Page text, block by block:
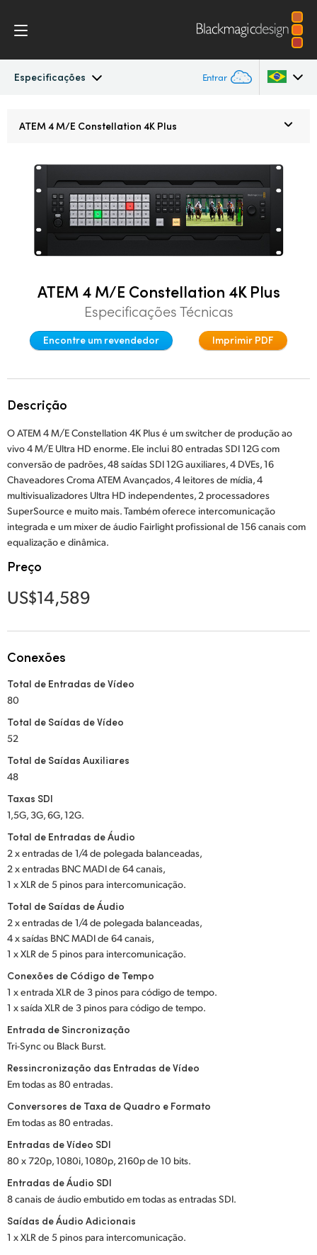
Especificações Entrar
Recursos
Controle por Software
Camera Control
Especificações
Austria
Brazil
Canada
Denmark
Finland
India
Italy
Japan
Korea
Malaysia
Netherlands
New Zealand
Poland
Portugal
South Africa
Spain
Sweden
Chinese Taipei
Turkey
UAE
United Kingdom
United States
ATEM 4 M/E Constellation 4K Plus
ATEM 4 M/E Constellation 4K Plus
Especificações Técnicas
Encontre um revendedor Imprimir PDF
Descrição
O ATEM 4 M/E Constellation 4K Plus é um switcher de produção ao
vivo 4 M/E Ultra HD enorme. Ele inclui 80 entradas SDI 12G com
conversão de padrões, 48 saídas SDI 12G auxiliares, 4 DVEs, 16
Chaveadores Croma ATEM Avançados, 4 leitores de mídia, 4
multivisualizadores Ultra HD independentes, 2 processadores
SuperSource e muito mais. Também oferece intercomunicação
integrada e um mixer de áudio Fairlight profissional de 156 canais com
equalização e dinâmica.
Preço
US$14,589
Conexões
Total de Entradas de Vídeo
80
Total de Saídas de Vídeo
52
Total de Saídas Auxiliares
48
Taxas SDI
1,5G, 3G, 6G, 12G.
Total de Entradas de Áudio
2 x entradas de 1/4 de polegada balanceadas,
2 x entradas BNC MADI de 64 canais,
1 x XLR de 5 pinos para intercomunicação.
Total de Saídas de Áudio
2 x entradas de 1/4 de polegada balanceadas,
4 x saídas BNC MADI de 64 canais,
1 x XLR de 5 pinos para intercomunicação.
Conexões de Código de Tempo
1 x entrada XLR de 3 pinos para código de tempo.
1 x saída XLR de 3 pinos para código de tempo.
Entrada de Sincronização
Tri-Sync ou Black Burst.
Ressincronização das Entradas de Vídeo
Em todas as 80 entradas.
Conversores de Taxa de Quadro e Formato
Em todas as 80 entradas.
Entradas de Vídeo SDI
80 x 720p, 1080i, 1080p, 2160p de 10 bits.
Entradas de Áudio SDI
8 canais de áudio embutido em todas as entradas SDI.
Saídas de Áudio Adicionais
1 x XLR de 5 pinos para intercomunicação.